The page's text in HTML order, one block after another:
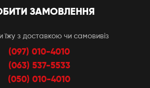
ЗАМОВЛЕННЯ
їжу з доставкою чи самовивіз
(097) 010-4010
(063) 537-5533
(050) 010-4010